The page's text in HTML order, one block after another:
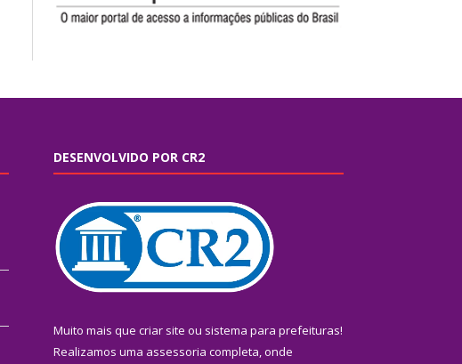
DESENVOLVIDO POR CR2
Muito mais que criar site ou sistema para prefeituras!
Realizamos uma assessoria completa, onde